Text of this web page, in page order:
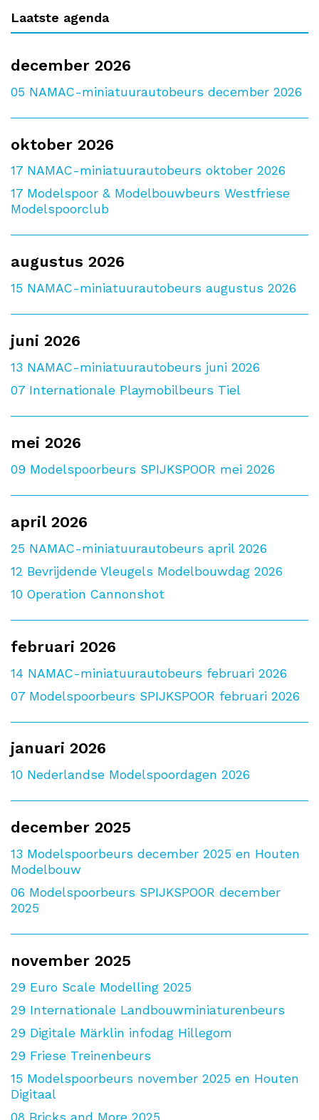
Laatste agenda
december 2026
05 NAMAC-miniatuurautobeurs december 2026
oktober 2026
17 NAMAC-miniatuurautobeurs oktober 2026
17 Modelspoor & Modelbouwbeurs Westfriese
Modelspoorclub
augustus 2026
15 NAMAC-miniatuurautobeurs augustus 2026
juni 2026
13 NAMAC-miniatuurautobeurs juni 2026
07 Internationale Playmobilbeurs Tiel
mei 2026
09 Modelspoorbeurs SPIJKSPOOR mei 2026
april 2026
25 NAMAC-miniatuurautobeurs april 2026
12 Bevrijdende Vleugels Modelbouwdag 2026
10 Operation Cannonshot
februari 2026
14 NAMAC-miniatuurautobeurs februari 2026
07 Modelspoorbeurs SPIJKSPOOR februari 2026
januari 2026
10 Nederlandse Modelspoordagen 2026
december 2025
13 Modelspoorbeurs december 2025 en Houten
Modelbouw
06 Modelspoorbeurs SPIJKSPOOR december
2025
november 2025
29 Euro Scale Modelling 2025
29 Internationale Landbouwminiaturenbeurs
29 Digitale Märklin infodag Hillegom
29 Friese Treinenbeurs
15 Modelspoorbeurs november 2025 en Houten
Digitaal
08 Bricks and More 2025